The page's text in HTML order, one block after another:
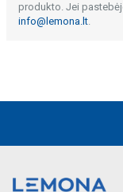
produkto. Jei
info@lemona.lt.